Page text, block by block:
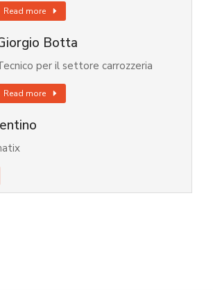
Read more
Botta
per il settore carrozzeria
Read more